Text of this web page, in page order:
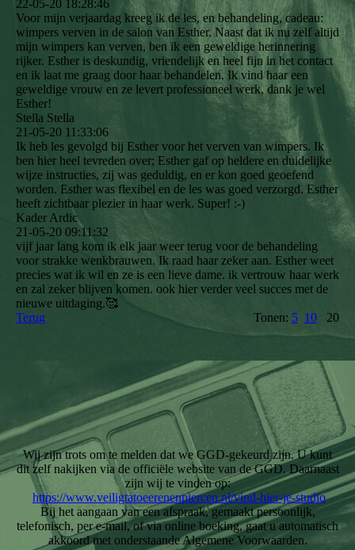
22-05-20 18:28:46
Voor mijn verjaardag kreeg ik de les, en behandeling, cadeau:
wimpers verven in de salon van Esther. Naast dat ik nu zelf altijd
mijn wimpers kan verven, ben ik een geweldige herinnering
rijker. Esther is deskundig, vriendelijk en heel fijn in het contact
en ik laat me graag door haar behandelen. Ik vind haar een
geweldige vrouw en ze levert professioneel werk, dank je wel
Esther!
Stella Stella
21-05-20 11:33:06
Ik heb les gevolgd bij Esther voor het verven van wimpers. Ik
ben hier heel tevreden over; Esther gaf op heldere en duidelijke
wijze instructies, zij was geduldig, en er kon goed geoefend
worden. Esther was flexibel en de les was goed verzorgd. Esther
heeft zichtbaar plezier in haar werk. Super! :-)
Kader Ardic
21-05-20 09:11:32
vijf jaar lang kom ik elk jaar weer terug voor de behandeling
voor strakke wenkbrauwen. Ik raad haar zeker aan. Esther weet
precies wat ik wil en ze is een lieve dame. ik vertrouw haar werk
en zal zeker blijven komen. ook hier verder veel succes met de
nieuwe uitdaging.🥰
Terug
Tonen: 5 10 20
Wij zijn trots om te melden dat we GGD-gekeurd zijn. U kunt
dit zelf nakijken via de officiële website van de GGD. Daarnaast
zijn wij te vinden op:
https://www.veiligtatoeerenenpiercen.nl/vind-hier-je-studio
Bij het aangaan van een afspraak, gemaakt persoonlijk,
telefonisch, per e-mail, of via online boeking, gaat u automatisch
akkoord met onderstaande Algemene Voorwaarden.